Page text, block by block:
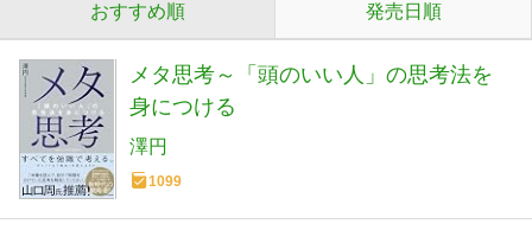
おすすめ順 発売日順
メタ思考～「頭のいい人」の思考法を
身につける
澤円
1099